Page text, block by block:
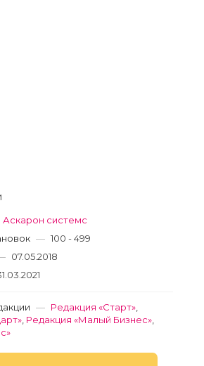
Аскарон системс
— 100 - 499
07.05.2018
— Редакция «Старт»
Редакция «Малый Бизнес»